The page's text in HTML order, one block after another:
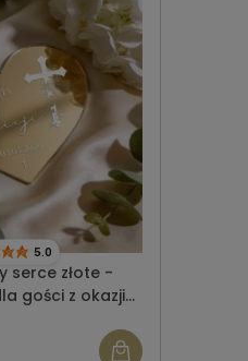
serce złote -
z okazji
9
5.0